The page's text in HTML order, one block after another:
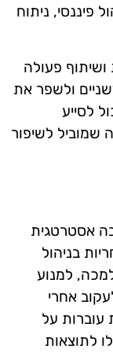
פיננסי, ניתוח
פעולה
ולשפר את
לסייע
שמוביל לשיפור
אסטרטגית
בניהול
למנוע
אחרי
עוברות על
לתוצאות